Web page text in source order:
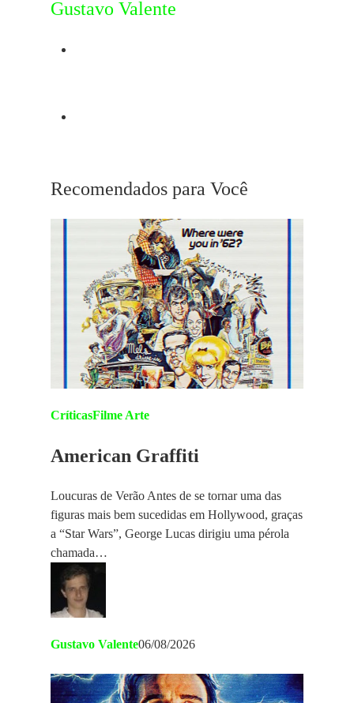
Gustavo Valente
Recomendados para Você
CríticasFilme Arte
American Graffiti
Loucuras de Verão Antes de se tornar uma das
figuras mais bem sucedidas em Hollywood, graças
a “Star Wars”, George Lucas dirigiu uma pérola
chamada…
Gustavo Valente06/08/2026